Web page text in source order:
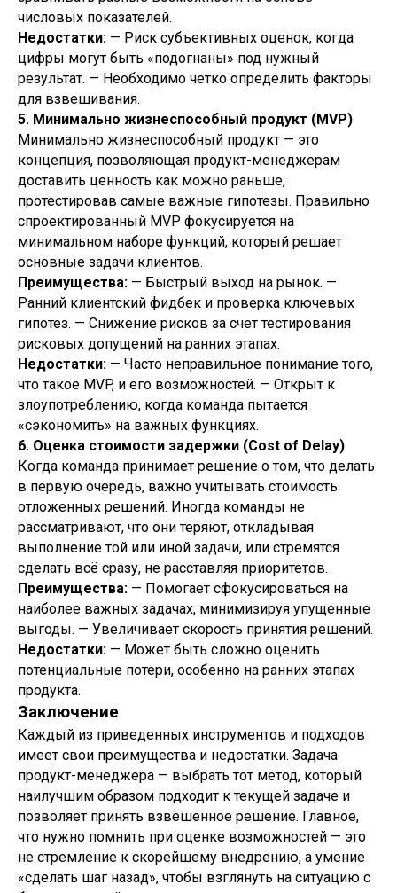
числовых показателей.
Недостатки: — Риск субъективных оценок, когда
цифры могут быть «подогнаны» под нужный
результат. — Необходимо четко определить факторы
для взвешивания.
5. Минимально жизнеспособный продукт (MVP)
Минимально жизнеспособный продукт — это
концепция, позволяющая продукт-менеджерам
доставить ценность как можно раньше,
протестировав самые важные гипотезы. Правильно
спроектированный MVP фокусируется на
минимальном наборе функций, который решает
основные задачи клиентов.
Преимущества: — Быстрый выход на рынок. —
Ранний клиентский фидбек и проверка ключевых
гипотез. — Снижение рисков за счет тестирования
рисковых допущений на ранних этапах.
Недостатки: — Часто неправильное понимание того,
что такое MVP, и его возможностей. — Открыт к
злоупотреблению, когда команда пытается
«сэкономить» на важных функциях.
6. Оценка стоимости задержки (Cost of Delay)
Когда команда принимает решение о том, что делать
в первую очередь, важно учитывать стоимость
отложенных решений. Иногда команды не
рассматривают, что они теряют, откладывая
выполнение той или иной задачи, или стремятся
сделать всё сразу, не расставляя приоритетов.
Преимущества: — Помогает сфокусироваться на
наиболее важных задачах, минимизируя упущенные
выгоды. — Увеличивает скорость принятия решений.
Недостатки: — Может быть сложно оценить
потенциальные потери, особенно на ранних этапах
продукта.
Заключение
Каждый из приведенных инструментов и подходов
имеет свои преимущества и недостатки. Задача
продукт-менеджера — выбрать тот метод, который
наилучшим образом подходит к текущей задаче и
позволяет принять взвешенное решение. Главное,
что нужно помнить при оценке возможностей — это
не стремление к скорейшему внедрению, а умение
«сделать шаг назад», чтобы взглянуть на ситуацию с